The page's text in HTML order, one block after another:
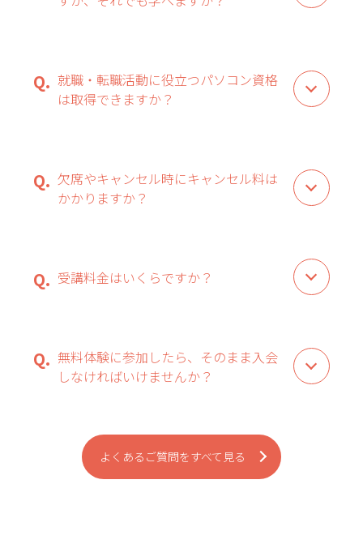
就職・転職活動に役立つパソコン資格
は取得できますか？
欠席やキャンセル時にキャンセル料は
かかりますか？
受講料金はいくらですか？
無料体験に参加したら、そのまま入会
しなければいけませんか？
よくあるご質問をすべて見る